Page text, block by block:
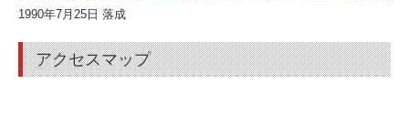
1990年7月25日 落成
アクセスマップ